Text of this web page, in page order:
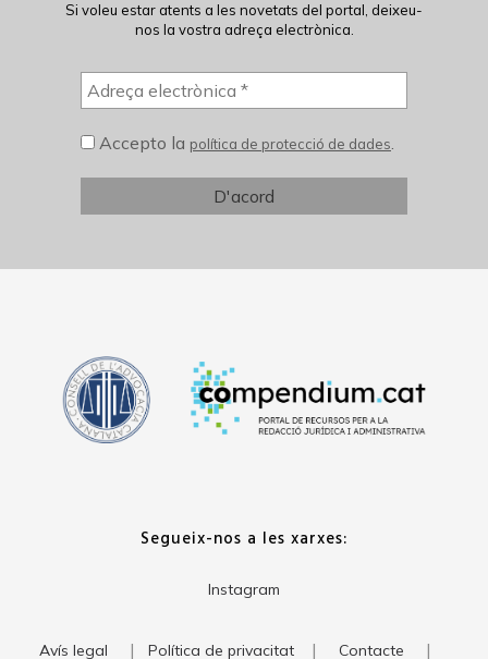
Si voleu estar atents a les novetats del portal, deixeu-
nos la vostra adreça electrònica.
Accepto la política de protecció de dades.
Segueix-nos a les xarxes:
Instagram
Avís legal | Política de privacitat | Contacte |